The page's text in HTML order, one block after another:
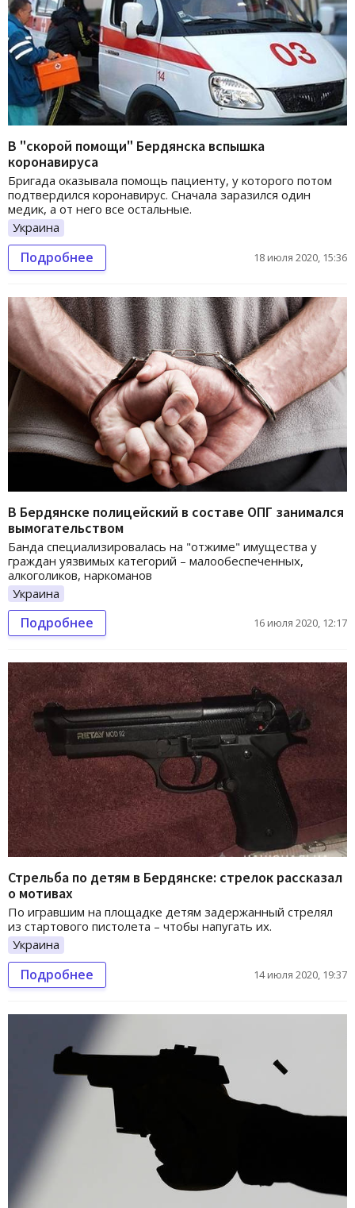
В "скорой помощи" Бердянска вспышка
коронавируса
Бригада оказывала помощь пациенту, у которого потом
подтвердился коронавирус. Сначала заразился один
медик, а от него все остальные.
Украина
Подробнее 18 июля 2020, 15:36
В Бердянске полицейский в составе ОПГ занимался
вымогательством
Банда специализировалась на "отжиме" имущества у
граждан уязвимых категорий – малообеспеченных,
алкоголиков, наркоманов
Украина
Подробнее 16 июля 2020, 12:17
Стрельба по детям в Бердянске: стрелок рассказал
о мотивах
По игравшим на площадке детям задержанный стрелял
из стартового пистолета – чтобы напугать их.
Украина
Подробнее 14 июля 2020, 19:37